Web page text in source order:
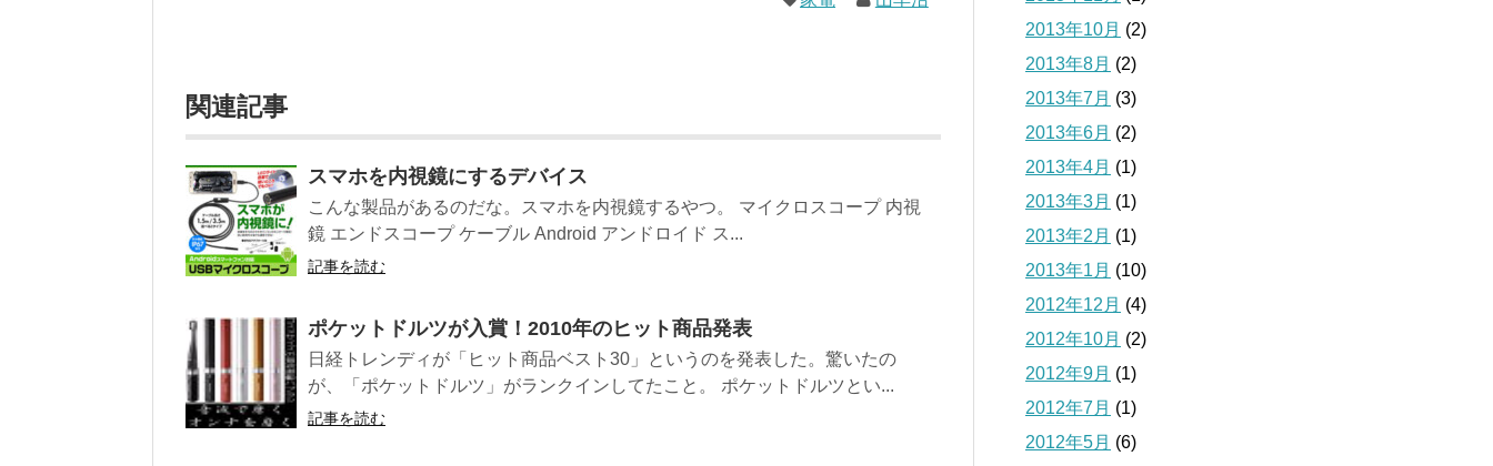
関連記事
スマホを内視鏡にするデバイス
こんな製品があるのだな。スマホを内視鏡するやつ。 マイクロスコープ 内視
鏡 エンドスコープ ケーブル Android アンドロイド ス...
記事を読む
ポケットドルツが入賞！2010年のヒット商品発表
日経トレンディが「ヒット商品ベスト30」というのを発表した。驚いたの
が、「ポケットドルツ」がランクインしてたこと。 ポケットドルツとい...
記事を読む
2013年10月 (2)
2013年8月 (2)
2013年7月 (3)
2013年6月 (2)
2013年4月 (1)
2013年3月 (1)
2013年2月 (1)
2013年1月 (10)
2012年12月 (4)
2012年10月 (2)
2012年9月 (1)
2012年7月 (1)
2012年5月 (6)